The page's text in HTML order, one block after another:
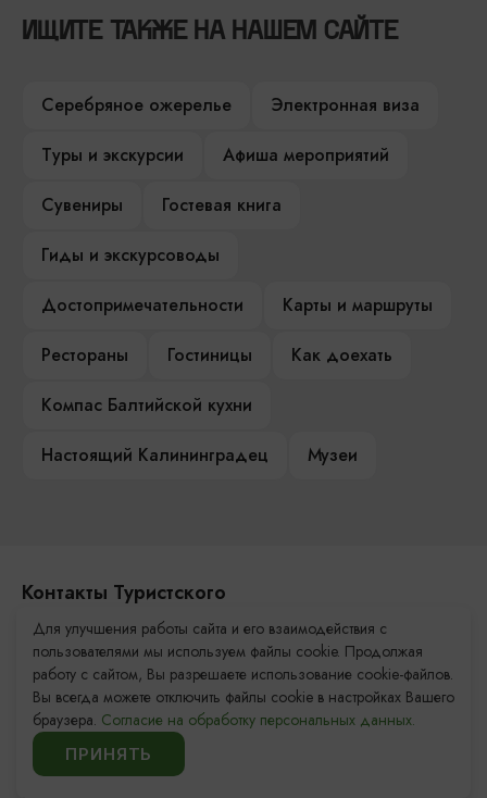
ИЩИТЕ ТАКЖЕ НА НАШЕМ САЙТЕ
Серебряное ожерелье
Электронная виза
Туры и экскурсии
Афиша мероприятий
Сувениры
Гостевая книга
Гиды и экскурсоводы
Достопримечательности
Карты и маршруты
Рестораны
Гостиницы
Как доехать
Компас Балтийской кухни
Настоящий Калининградец
Музеи
Контакты Туристского
информационного центра
+7 (4012) 555-200
8 (800) 200-55-39
info@visit-kaliningrad.ru
Для улучшения работы сайта и его взаимодействия с
пользователями мы используем файлы cookie. Продолжая
работу с сайтом, Вы разрешаете использование cookie-файлов.
Вы всегда можете отключить файлы cookie в настройках Вашего
браузера. Согласие на обработку персональных данных.
ПРИНЯТЬ